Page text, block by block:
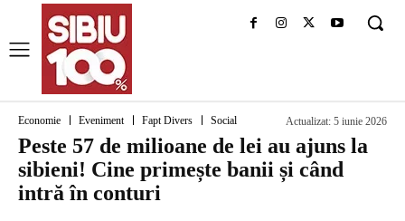
Economie Eveniment Fapt Divers Social Actualizat: 5 iunie 2026
Peste 57 de milioane de lei au ajuns la
sibieni! Cine primește banii și când
intră în conturi